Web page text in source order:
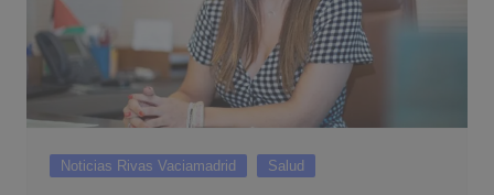
Noticias Rivas Vaciamadrid Salud